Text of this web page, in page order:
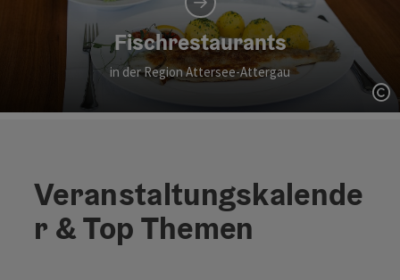
Fischrestaurants
in der Region Attersee-Attergau
Veranstaltungskalende
r & Top Themen